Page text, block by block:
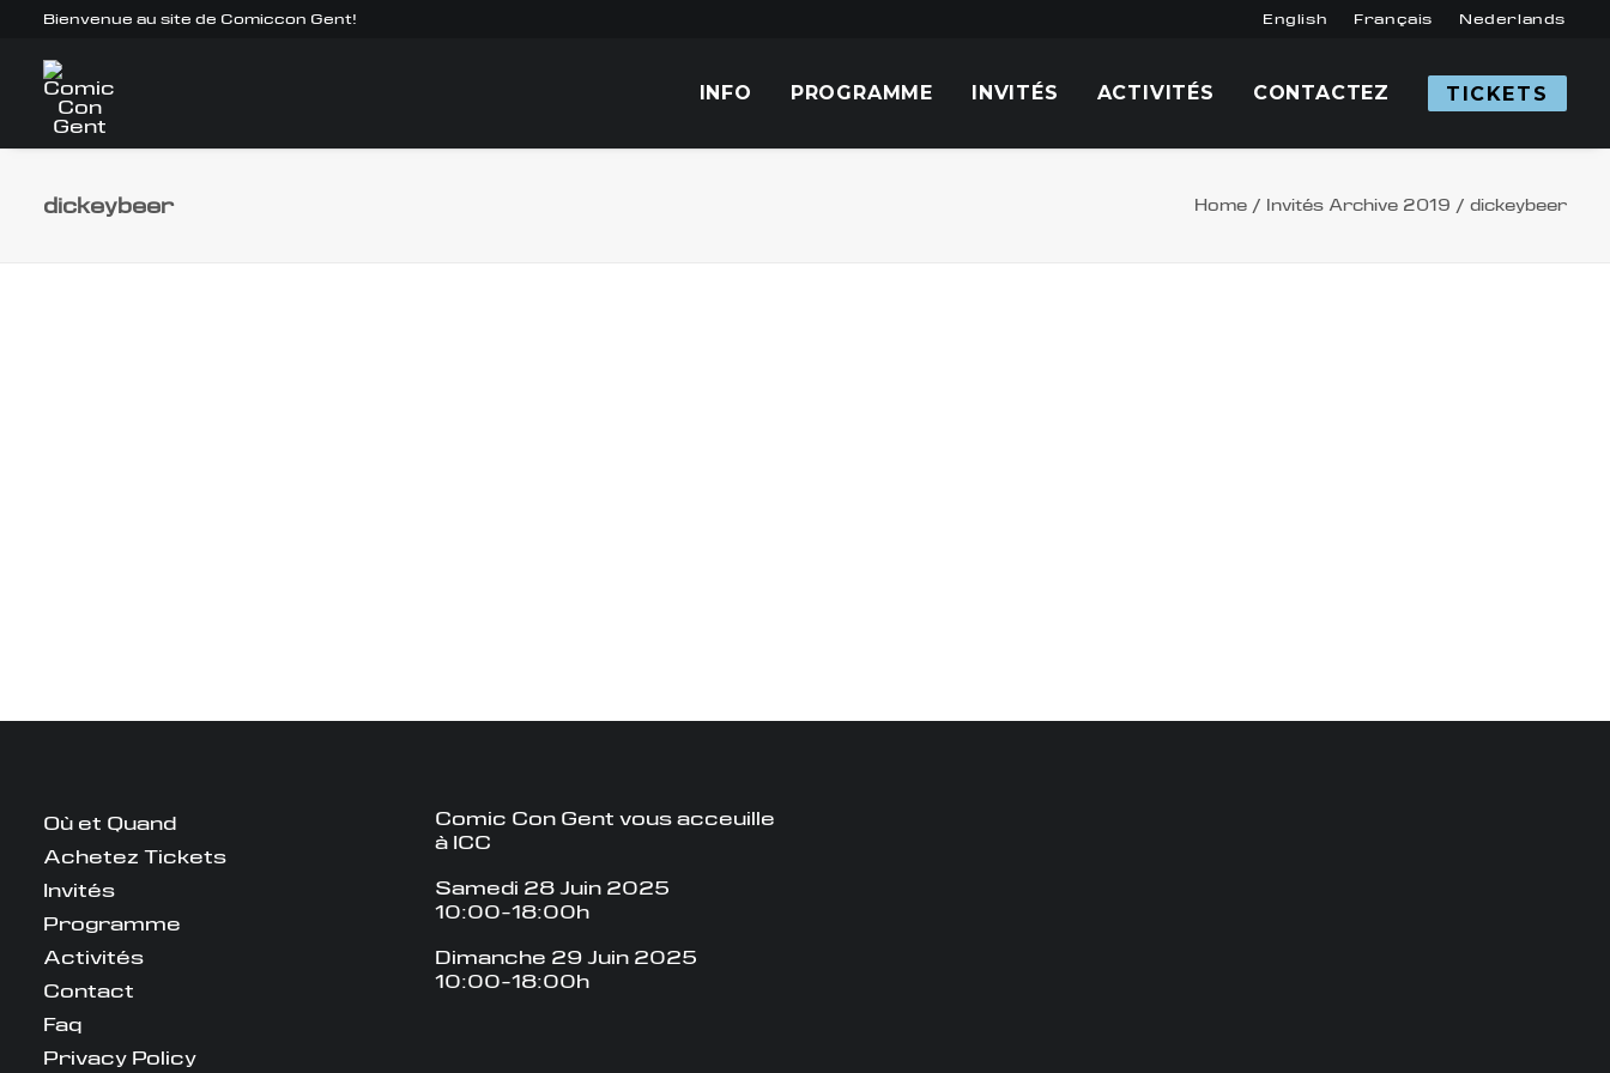
Bienvenue au site de Comiccon Gent! English Français Nederlands
INFO PROGRAMME INVITÉS ACTIVITÉS CONTACTEZ TICKETS
dickeybeer Home Invités Archive 2019 dickeybeer
Où et Quand
Achetez Tickets
Invités
Programme
Activités
Contact
Faq
Privacy Policy
Comic Con Gent vous acceuille
à ICC
Samedi 28 Juin 2025
10:00-18:00h
Dimanche 29 Juin 2025
10:00-18:00h